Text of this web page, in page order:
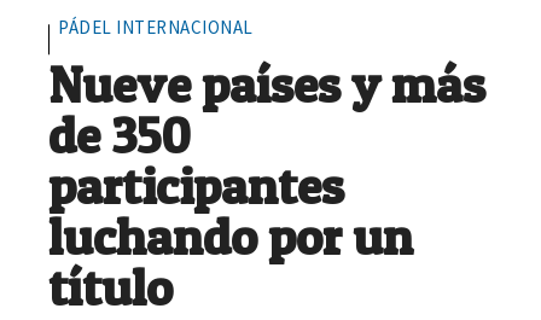
PÁDEL INTERNACIONAL
Nueve países y más
de 350
participantes
luchando por un
título